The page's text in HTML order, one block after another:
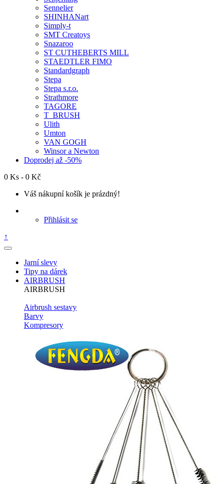
Sennelier
SHINHANart
Simply-t
SMT Creatoys
Snazaroo
ST CUTHEBERTS MILL
STAEDTLER FIMO
Standardgraph
Stepa
Stepa s.r.o.
Strathmore
TAGORE
T_BRUSH
Ulith
Umton
VAN GOGH
Winsor a Newton
Doprodej až -50%
0 Ks - 0 Kč
Váš nákupní košík je prázdný!
Přihlásit se
↑
Jarní slevy
Tipy na dárek
AIRBRUSH
AIRBRUSH
Airbrush sestavy
Barvy
Kompresory